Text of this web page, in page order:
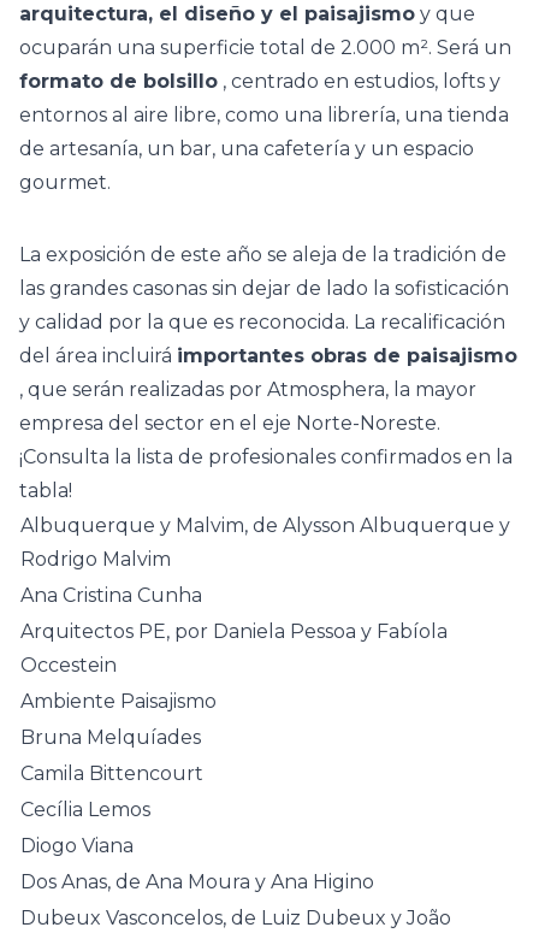
arquitectura, el diseño y el paisajismo y que
ocuparán una superficie total de 2.000 m². Será un
formato de bolsillo , centrado en estudios, lofts y
entornos al aire libre, como una librería, una tienda
de artesanía, un bar, una cafetería y un espacio
gourmet.
La exposición de este año se aleja de la tradición de
las grandes casonas sin dejar de lado la sofisticación
y calidad por la que es reconocida. La recalificación
del área incluirá importantes obras de paisajismo
, que serán realizadas por Atmosphera, la mayor
empresa del sector en el eje Norte-Noreste.
¡Consulta la lista de profesionales confirmados en la
tabla!
Albuquerque y Malvim, de Alysson Albuquerque y
Rodrigo Malvim
Ana Cristina Cunha
Arquitectos PE, por Daniela Pessoa y Fabíola
Occestein
Ambiente Paisajismo
Bruna Melquíades
Camila Bittencourt
Cecília Lemos
Diogo Viana
Dos Anas, de Ana Moura y Ana Higino
Dubeux Vasconcelos, de Luiz Dubeux y João